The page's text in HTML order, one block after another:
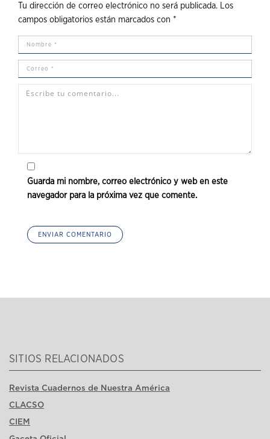
Tu dirección de correo electrónico no será publicada.
Los
campos obligatorios están marcados con *
Guarda mi nombre, correo electrónico y web en este
navegador para la próxima vez que comente.
SITIOS RELACIONADOS
Revista Cuadernos de Nuestra América
CLACSO
CIEM